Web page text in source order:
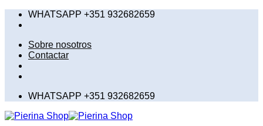
SaltarWHATSAPP +351 932682659
Sobre nosotros
Contactar
WHATSAPP +351 932682659